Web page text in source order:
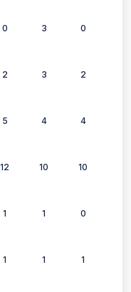
0 3 0
2 3 2
5 4 4
12 10 10
1 1 0
1 1 1